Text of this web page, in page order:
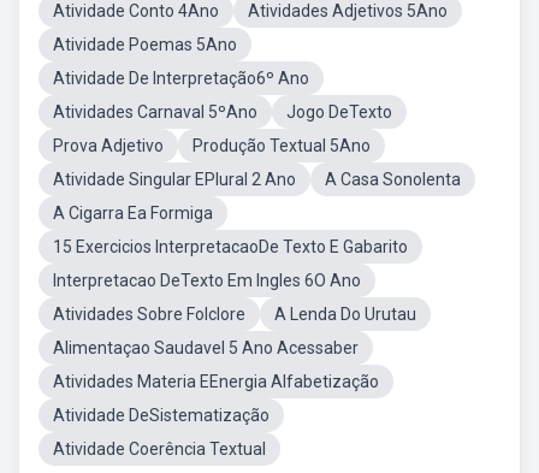
Atividade Conto 4Ano
Atividades Adjetivos 5Ano
Atividade Poemas 5Ano
Atividade De Interpretação6º Ano
Atividades Carnaval 5ºAno
Jogo DeTexto
Prova Adjetivo
Produção Textual 5Ano
Atividade Singular EPlural 2 Ano
A Casa Sonolenta
A Cigarra Ea Formiga
15 Exercicios InterpretacaoDe Texto E Gabarito
Interpretacao DeTexto Em Ingles 6O Ano
Atividades Sobre Folclore
A Lenda Do Urutau
Alimentaçao Saudavel 5 Ano Acessaber
Atividades Materia EEnergia Alfabetização
Atividade DeSistematização
Atividade Coerência Textual